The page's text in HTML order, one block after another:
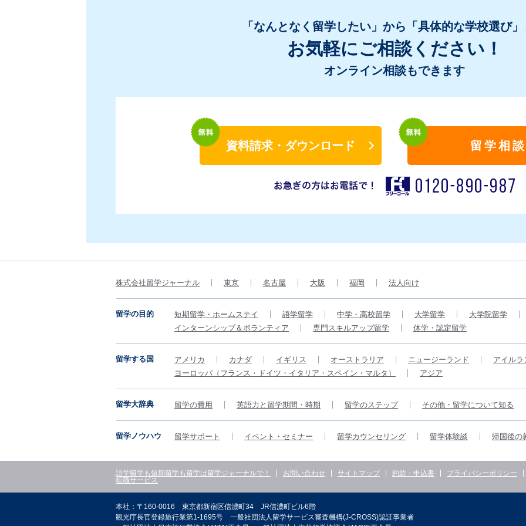
「なんとなく留学したい」から「具体的な学校選び
お気軽にご相談ください！
オンライン相談もできます
資料請求・ダウンロード 留学相談
株式会社留学ジャーナル 東京 名古屋 大阪 福岡 法人向け
留学の目的 短期留学・ホームステイ 語学留学 中学・高校留学 大学留学
大学院留学
インターンシップ＆ボランティア
専門スキルアップ留学 休学・認定留学
留学する国 アメリカ カナダ イギリス オーストラリア ニュージーランド
アイルラ
ヨーロッパ（フランス・ドイツ・イタリア・スペイン・マルタ）
アジア
留学大辞典 留学の費用 英語力と留学期間・時期 留学のステップ その他・留学について知る
留学ノウハウ 留学サポート イベント・セミナー 留学カウンセリング 留学体験談 帰国後の
語学留学も短期留学も留学は留学ジャーナルで！ お問い合わせ サイトマップ 約款・申込書
プライバシーポリシー
転職サービス
本社：〒160-0016 東京都新宿区信濃町34 JR信濃町ビル6階
観光庁長官登録旅行業第1-1695号 一般社団法人留学サービス審査機構(J-CROSS)認証事業者